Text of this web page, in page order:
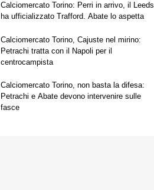
Calciomercato Torino: Perri in arrivo, il Leeds
ha ufficializzato Trafford. Abate lo aspetta
Calciomercato Torino, Cajuste nel mirino:
Petrachi tratta con il Napoli per il
centrocampista
Calciomercato Torino, non basta la difesa:
Petrachi e Abate devono intervenire sulle
fasce